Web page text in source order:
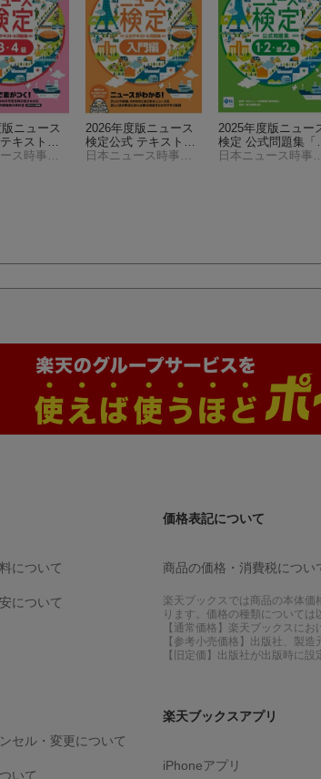
ニュース
キスト＆
事力」基
2026年度版ニュース
検定公式 テキスト＆
問題集「時事力」入
2025年度版ニュー
検定 公式問題集「時
事力」（1・2・準2
について
について
セル・変更について
いて
価格表記について
商品の価格・消費税につい
楽天ブックスでは商品の本体
ります。価格の種類については
【通常価格】楽天ブックスにお
【参考小売価格】出版社、製造
【旧定価】出版社が出版時に設
楽天ブックスアプリ
iPhoneアプリ